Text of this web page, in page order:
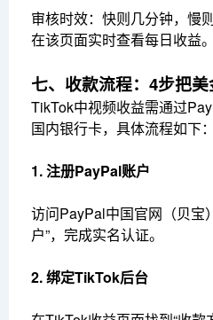
审核时效：快则几分钟，慢
在该页面实时查看每日收益。
七、收款流程：4步把
TikTok中视频收益需通过
国内银行卡，具体流程如下：
1. 注册PayPal账户
访问PayPal中国官网（贝宝
户”，完成实名认证。
2. 绑定TikTok后台